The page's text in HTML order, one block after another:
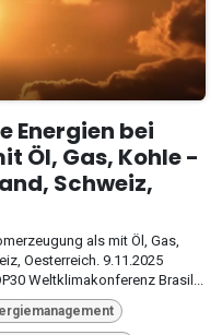
Energien bei
Öl, Gas, Kohle -
Schweiz,
als mit Öl, Gas,
Oesterreich. 9.11.2025
Weltklimakonferenz Brasil...